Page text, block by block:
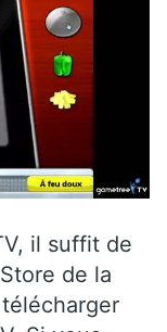
il suffit de
de la